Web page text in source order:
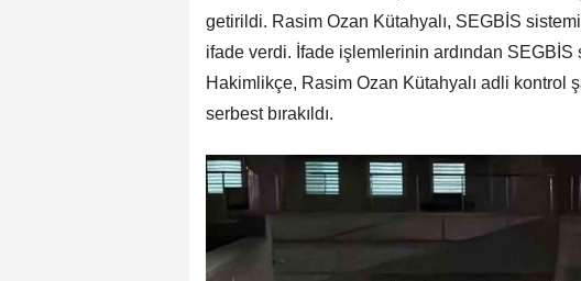
getirildi. Rasim Ozan Kütahyalı, SEGBİS
ifade verdi. İfade işlemlerinin ardından
Hakimlikçe, Rasim Ozan Kütahyalı adli kontrol
serbest bırakıldı.